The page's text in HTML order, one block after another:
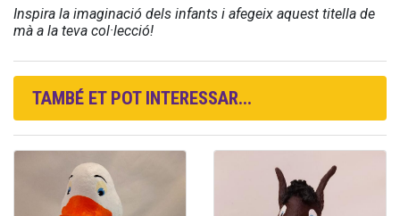
Inspira la imaginació dels infants i afegeix aquest titella de
mà a la teva col·lecció!
TAMBÉ ET POT INTERESSAR...